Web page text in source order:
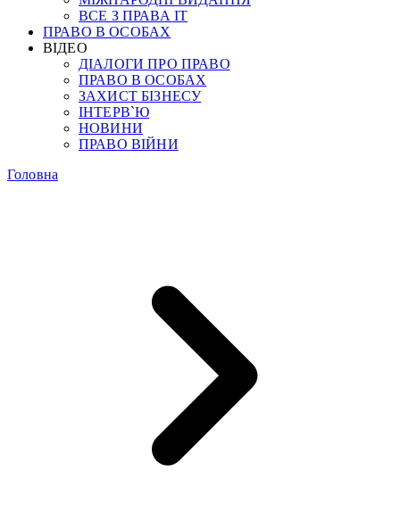
ВСЕ З ПРАВА ІТ
ПРАВО В ОСОБАХ
ВІДЕО
ДІАЛОГИ ПРО ПРАВО
ПРАВО В ОСОБАХ
ЗАХИСТ БІЗНЕСУ
ІНТЕРВ`Ю
НОВИНИ
ПРАВО ВІЙНИ
Головна